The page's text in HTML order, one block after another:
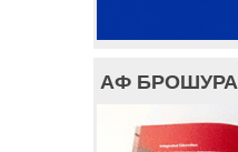
АФ БРОШУРА